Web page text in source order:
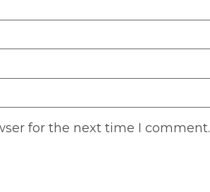
for the next time I comment.